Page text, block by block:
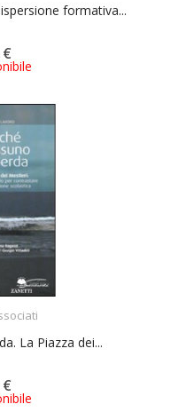
formativa...
La Piazza dei...